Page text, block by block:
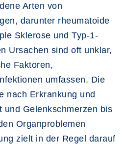
Arten von
darunter rheumatoide
Sklerose und Typ-1-
Ursachen sind oft unklar,
Faktoren,
umfassen. Die
nach Erkrankung und
und Gelenkschmerzen bis
Organproblemen
zielt in der Regel darauf